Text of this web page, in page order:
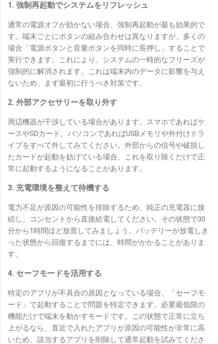
1. 強制再起動でシステムをリフレッシュ
通常の電源オフが効かない場合、強制再起動が最も効果的で
す。端末ごとにボタンの組み合わせは異なりますが、多くの
場合「電源ボタンと音量ボタンを同時に長押し」することで
実行できます。これにより、システムの一時的なフリーズが
強制的に解消されます。これは端末内のデータに影響を与え
ないため、まず最初に行うべき対策です。
2. 外部アクセサリーを取り外す
周辺機器が干渉している場合があります。スマホであればケ
ースやSDカード、パソコンであればUSBメモリや外付けドラ
イブをすべて外してみてください。外部からの信号や破損し
たカードが起動を妨げている場合、これを取り除くだけで正
常に起動するようになることがあります。
3. 充電環境を整えて待機する
電力不足が原因の可能性を排除するため、純正の充電器に接
続し、コンセントから直接給電してください。その状態で30
分から1時間ほど放置してみましょう。バッテリーが放電しき
った状態から回復するまでには、時間がかかることがありま
す。
4. セーフモードを活用する
特定のアプリが不具合の原因となっている場合、「セーフモ
ード」で起動することで問題を特定できます。必要最低限の
機能だけで端末を動かすモードです。この状態で正常に立ち
上がるなら、直近で入れたアプリが原因の可能性が非常に高
いため、該当するアプリを削除して通常起動を試みてくださ